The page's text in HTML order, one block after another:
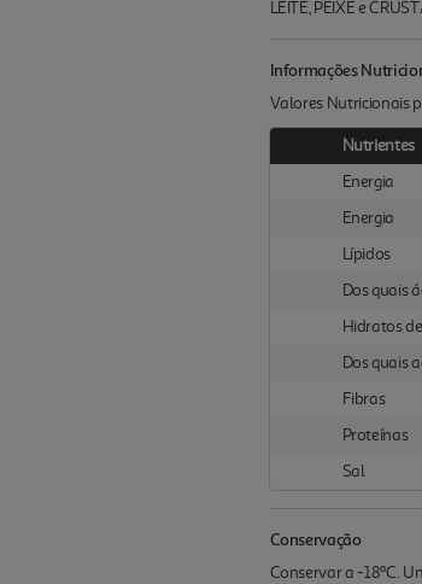
LEITE, PEIXE e
Informações
Valores Nutricionais
Nutrientes
Energia
Energia
Lípidos
Dos quais
Hidratos
Dos quais
Fibras
Proteínas
Sal
Conservação
Conservar a -18ºC.